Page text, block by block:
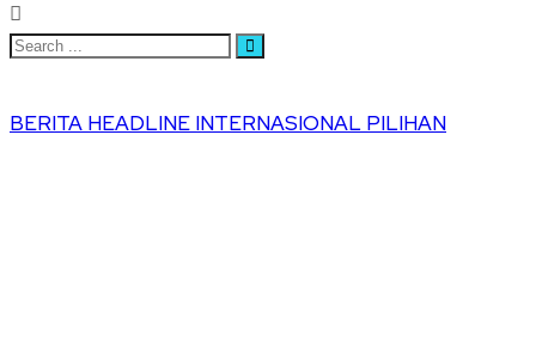
BERITA HEADLINE INTERNASIONAL PILIHAN